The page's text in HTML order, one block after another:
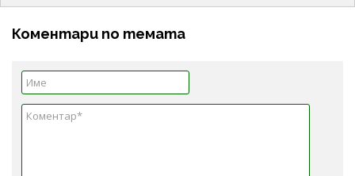
Коментари по темата